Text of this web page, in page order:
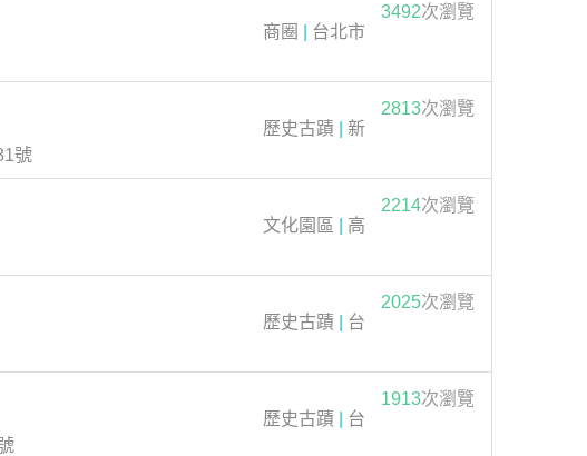
3492次瀏覽
商圈
台北市
2813次瀏覽
歷史古蹟
新
號
2214次瀏覽
文化園區
高
2025次瀏覽
歷史古蹟
台
1913次瀏覽
歷史古蹟
台